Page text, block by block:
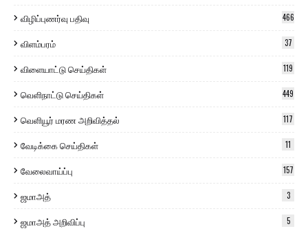
விழிப்புணர்வு பதிவு 466
விளம்பரம் 37
விளையாட்டு செய்திகள் 119
வெளிநாட்டு செய்திகள் 449
வெளியூர் மரண அறிவித்தல் 117
வேடிக்கை செய்திகள் 11
வேலைவாய்ப்பு 157
ஜமாஅத் 3
ஜமாஅத் அறிவிப்பு 5